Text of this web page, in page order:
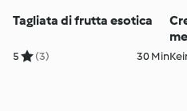
Tagliata di frutta esotica
5 (3) 30 Min